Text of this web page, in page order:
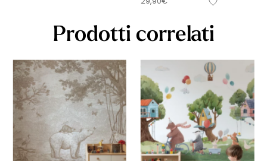
Prodotti correlati